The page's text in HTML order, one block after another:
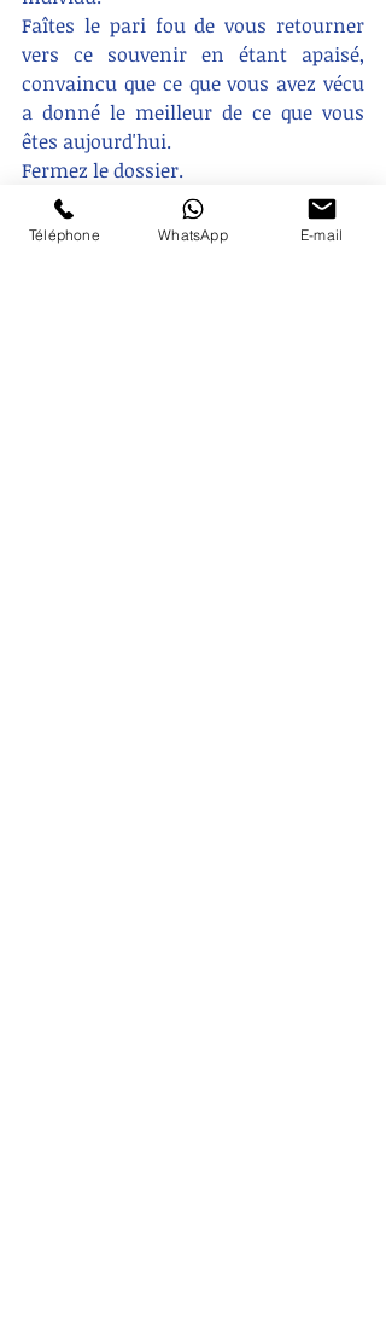
Faîtes le pari fou de vous retourner
vers ce souvenir en étant apaisé,
convaincu que ce que vous avez vécu
a donné le meilleur de ce que vous
êtes aujourd'hui.
Fermez le dossier.
Tout ne sera pas parfait, mais peut-
Téléphone WhatsApp E-mail